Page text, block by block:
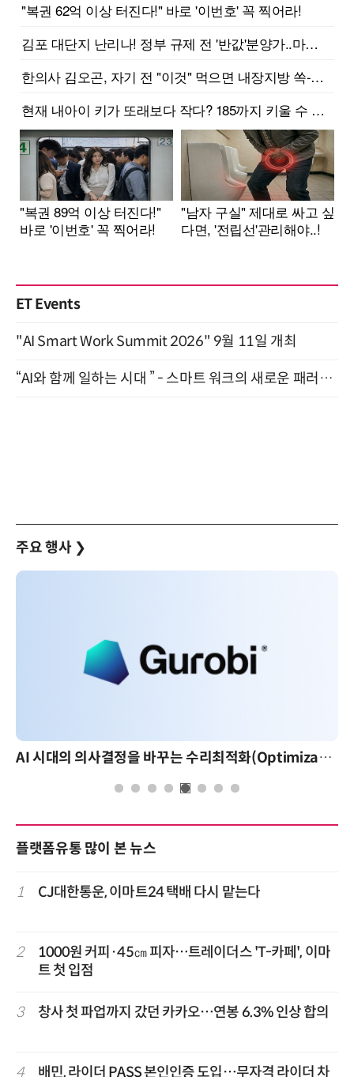
ET Events
"AI Smart Work Summit 2026" 9월 11일 개최
“AI와 함께 일하는 시대 ” - 스마트 워크의 새로운 패러다임 (9/11)
주요 행사 ❯
AI 시대의 의사결정을 바꾸는 수리최적화(Optimization): 실제 산업 적용 사례와 활용 전략
플랫폼유통 많이 본 뉴스
1 CJ대한통운, 이마트24 택배 다시 맡는다
2
1000원 커피·45㎝ 피자…트레이더스 'T-카페', 이마
트 첫 입점
3 창사 첫 파업까지 갔던 카카오…연봉 6.3% 인상 합의
4
배민, 라이더 PASS 본인인증 도입…무자격 라이더 차